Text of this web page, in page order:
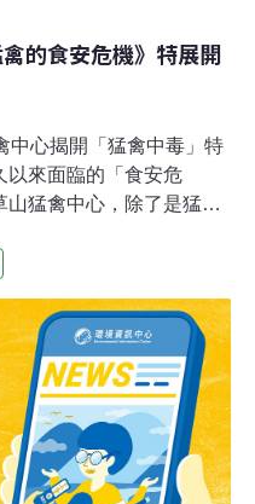
的食安危機》特展開
中心揭開「猛禽中毒」特
以來面臨的「食安危
猛禽中心，除了是猛禽
的黃魚鴞幼鳥被送進救
。在數個月的照料之下，
，體內的血汞值也下降，
戴上衛星發報器以追蹤後
，發現該隻幼鳥的活動範
，發現幼鳥身體孱弱，治
內血汞值再度上升，顯示
次的「猛禽中毒」特展，